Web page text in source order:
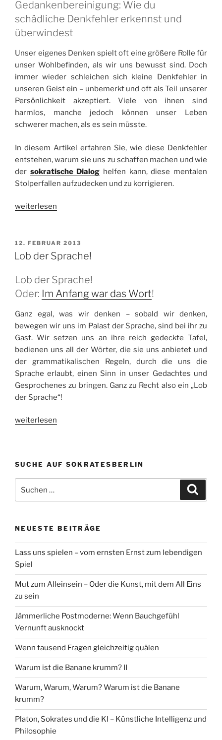
gestalten“
Gedankenbereinigung: Wie du
schädliche Denkfehler erkennst und
überwindest
Unser eigenes Denken spielt oft eine größere Rolle für
unser Wohlbefinden, als wir uns bewusst sind. Doch
immer wieder schleichen sich kleine Denkfehler in
unseren Geist ein – unbemerkt und oft als Teil unserer
Persönlichkeit akzeptiert. Viele von ihnen sind
harmlos, manche jedoch können unser Leben
schwerer machen, als es sein müsste.
In diesem Artikel erfahren Sie, wie diese Denkfehler
entstehen, warum sie uns zu schaffen machen und wie
der sokratische Dialog helfen kann, diese mentalen
Stolperfallen aufzudecken und zu korrigieren.
„Denkfehler
weiterlesen
VERÖFFENTLICHT
AM
12. FEBRUAR 2013
Lob der Sprache!
Lob der Sprache!
Oder: Im Anfang war das Wort!
Ganz egal, was wir denken – sobald wir denken,
bewegen wir uns im Palast der Sprache, sind bei ihr zu
Gast. Wir setzen uns an ihre reich gedeckte Tafel,
bedienen uns all der Wörter, die sie uns anbietet und
der grammatikalischen Regeln, durch die uns die
Sprache erlaubt, einen Sinn in unser Gedachtes und
Gesprochenes zu bringen. Ganz zu Recht also ein „Lob
der Sprache“!
„Lob
weiterlesen
SUCHE AUF SOKRATESBERLIN
nach:
NEUESTE BEITRÄGE
Lass uns spielen – vom ernsten Ernst zum lebendigen
Spiel
Mut zum Alleinsein – Oder die Kunst, mit dem All Eins
zu sein
Jämmerliche Postmoderne: Wenn Bauchgefühl
Vernunft ausknockt
Wenn tausend Fragen gleichzeitig quälen
Warum ist die Banane krumm? II
Warum, Warum, Warum? Warum ist die Banane
krumm?
Platon, Sokrates und die KI – Künstliche Intelligenz und
Philosophie